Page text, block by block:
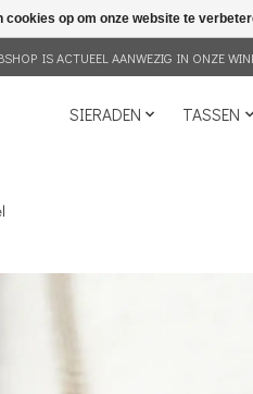
IS ACTUEEL AANWEZIG IN ONZE
SIERADEN TASSEN
cookies op om onze website te